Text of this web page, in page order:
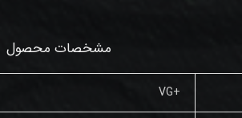
مشخصات محصول
+VG